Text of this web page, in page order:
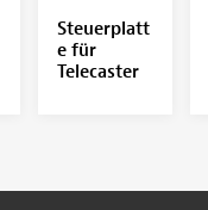
Steuerplatt
e für
Telecaster